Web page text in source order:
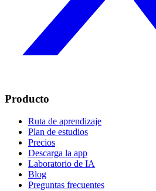
Producto
Ruta de aprendizaje
Plan de estudios
Precios
Descarga la app
Laboratorio de IA
Blog
Preguntas frecuentes